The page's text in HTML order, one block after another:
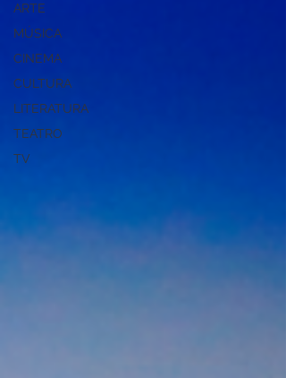
ARTE
MÚSICA
CINEMA
CULTURA
LITERATURA
TEATRO
TV